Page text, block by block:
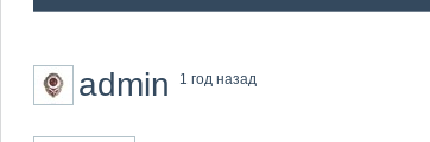
admin 1 год назад